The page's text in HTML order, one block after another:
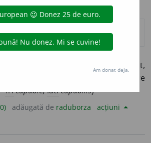
DEX
1. înzestrat; destoinic; valoros. ◊ apt,
a face ceva. 2. (
) care are
fr.capable,lat.capabilis)
adăugată de raduborza acțiuni
Am donat deja.